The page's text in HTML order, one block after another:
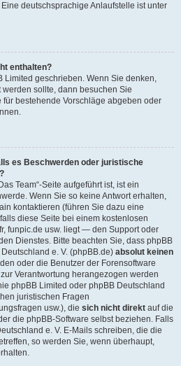
Eine deutschsprachige Anlaufstelle ist unter
enthalten?
Limited geschrieben. Wenn Sie denken,
sollte, dann besuchen Sie
für bestehende Vorschläge abgeben oder
es Beschwerden oder juristische
Team“-Seite aufgeführt ist, ist ein
Wenn Sie so keine Antwort erhalten,
kontaktieren (führen Sie dazu eine
diese Seite bei einem kostenlosen
funpic.de usw. liegt — den Support oder
Dienstes. Bitte beachten Sie, dass phpBB
e. V. (phpBB.de) absolut keinen
oder die Benutzer der Forensoftware
Verantwortung herangezogen werden
phpBB Limited oder phpBB Deutschland
juristischen Fragen
usw.), die sich nicht direkt auf die
die phpBB-Software selbst beziehen. Falls
e. V. E-Mails schreiben, die die
so werden Sie, wenn überhaupt,